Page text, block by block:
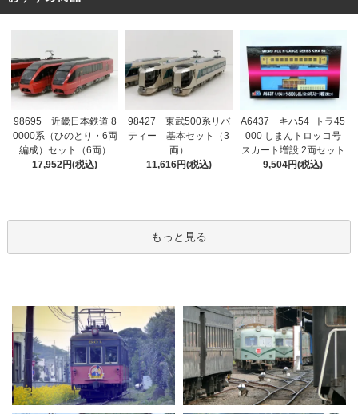
98695 近畿日本鉄道 8
0000系（ひのとり・6両
編成）セット（6両）
17,952円(税込)
98427 東武500系リバ
ティー 基本セット（3
両）
11,616円(税込)
A6437 キハ54+トラ45
000 しまんトロッコ号
スカート増設 2両セット
9,504円(税込)
もっと見る